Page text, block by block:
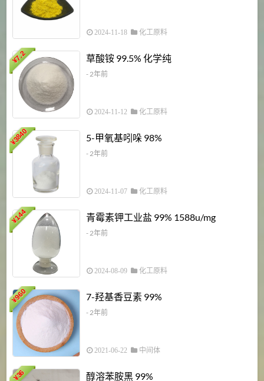
2024-11-18 化工原料
¥
7.2 草酸铵 99.5% 化学纯
- 2年前
2024-11-12 化工原料
¥
3840 5-甲氧基吲哚 98%
- 2年前
2024-11-07 化工原料
¥
144 青霉素钾工业盐 99% 1588u/mg
- 2年前
2024-08-09 化工原料
¥
960 7-羟基香豆素 99%
- 2年前
2021-06-22 中间体
¥
36 醇溶苯胺黑 99%